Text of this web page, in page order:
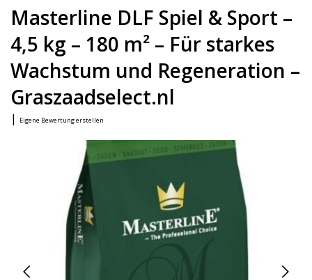
Masterline DLF Spiel & Sport –
4,5 kg – 180 m² – Für starkes
Wachstum und Regeneration –
Graszaadselect.nl
| Eigene Bewertung erstellen